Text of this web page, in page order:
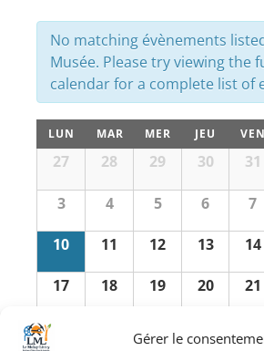
Gérer le
de
vues
Évènements
No matching évènements
Musée. Please try viewing the
calendar for a complete list of
Calendrier
de
Évènements
Calendrier
Évènements
LUN MAR MER JEU VEN
27 28 29 30 31
3 4 5 6 7
10 11 12 13 14
17 18 19 20 21